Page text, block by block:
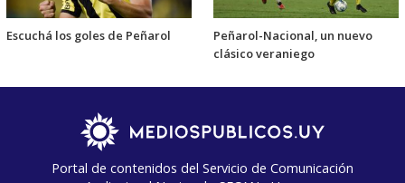
Escuchá los goles de Peñarol
Peñarol-Nacional, un nuevo
clásico veraniego
Portal de contenidos del Servicio de Comunicación